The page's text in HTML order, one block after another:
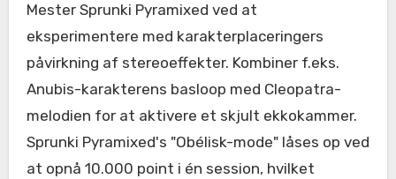
Mester Sprunki Pyramixed ved at
eksperimentere med karakterplaceringers
påvirkning af stereoeffekter. Kombiner f.eks.
Anubis-karakterens basloop med Cleopatra-
melodien for at aktivere et skjult ekkokammer.
Sprunki Pyramixed's "Obélisk-mode" låses op ved
at opnå 10.000 point i én session, hvilket